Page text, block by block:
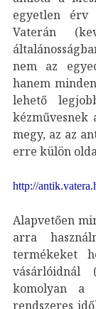
egyetlen érv
Vaterán
nem az
hanem
lehető
kézművesnek
megy, az az
erre külön
http://
Alapvetően
arra
termékeket
vásárlóidnál
komolyan a
rendszeres